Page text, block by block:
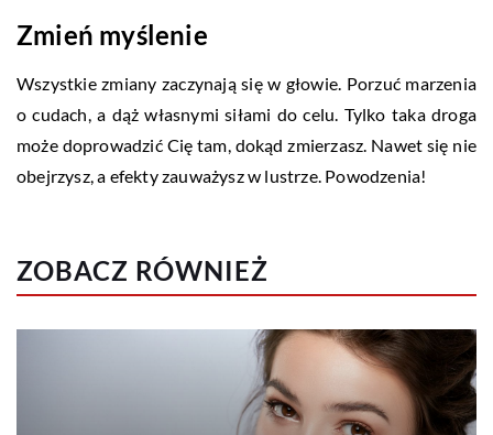
Zmień myślenie
Wszystkie zmiany zaczynają się w głowie. Porzuć marzenia
o cudach, a dąż własnymi siłami do celu. Tylko taka droga
może doprowadzić Cię tam, dokąd zmierzasz. Nawet się nie
obejrzysz, a efekty zauważysz w lustrze. Powodzenia!
ZOBACZ RÓWNIEŻ